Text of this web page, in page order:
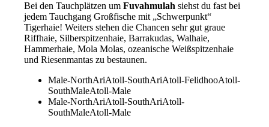
Bei den Tauchplätzen umFuvahmulah siehst du fast bei
jedem Tauchgang Großfische mit „Schwerpunkt“
Tigerhaie! Weiters stehen die Chancen sehr gut graue
Riffhaie, Silberspitzenhaie, Barrakudas, Walhaie,
Hammerhaie, Mola Molas, ozeanische Weißspitzenhaie
und Riesenmantas zu bestaunen.
Male-NorthAriAtoll-SouthAriAtoll-FelidhooAtoll-
SouthMaleAtoll-Male
Male-NorthAriAtoll-SouthAriAtoll-
SouthMaleAtoll-Male